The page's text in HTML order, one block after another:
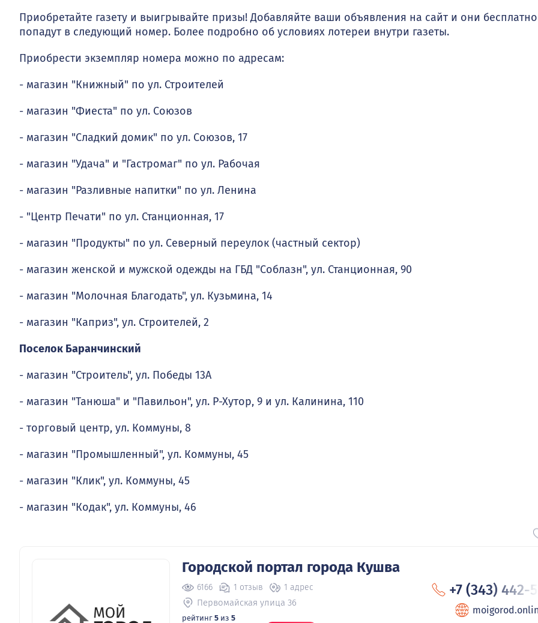
Приобретайте газету и выигрывайте призы! Добавляйте ваши объявления на сайт и они бесплатно
попадут в следующий номер. Более подробно об условиях лотереи внутри газеты.
Приобрести экземпляр номера можно по адресам:
- магазин "Книжный" по ул. Строителей
- магазин "Фиеста" по ул. Союзов
- магазин "Сладкий домик" по ул. Союзов, 17
- магазин "Удача" и "Гастромаг" по ул. Рабочая
- магазин "Разливные напитки" по ул. Ленина
- "Центр Печати" по ул. Станционная, 17
- магазин "Продукты" по ул. Северный переулок (частный сектор)
- магазин женской и мужской одежды на ГБД "Соблазн", ул. Станционная, 90
- магазин "Молочная Благодать", ул. Кузьмина, 14
- магазин "Каприз", ул. Строителей, 2
Поселок Баранчинский
- магазин "Строитель", ул. Победы 13А
- магазин "Танюша" и "Павильон", ул. Р-Хутор, 9 и ул. Калинина, 110
- торговый центр, ул. Коммуны, 8
- магазин "Промышленный", ул. Коммуны, 45
- магазин "Клик", ул. Коммуны, 45
- магазин "Кодак", ул. Коммуны, 46
Городской портал города Кушва
6166 1 отзыв 1 адрес
Первомайская улица 36
рейтинг5 из 5
+7 (343) 442-